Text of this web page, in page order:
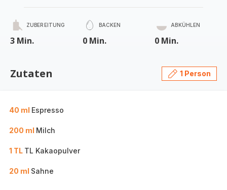
ZUBEREITUNG
3 Min.
BACKEN
0 Min.
ABKÜHLEN
0 Min.
Zutaten 1 Person
40 ml Espresso
200 ml Milch
1 TL TL Kakaopulver
20 ml Sahne